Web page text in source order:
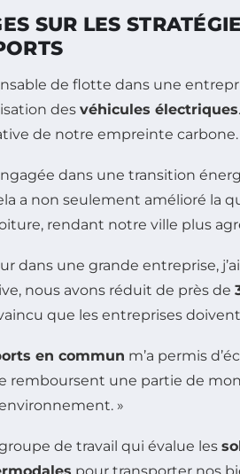
SUR LES
de flotte dans une
des véhicules électriques
de notre empreinte
dans une transition
a non seulement amélioré la
rendant notre ville plus
dans une grande entreprise,
nous avons réduit de près de
que les entreprises
en commun m’a permis
remboursent une partie de
»
de travail qui évalue les
pour transporter nos